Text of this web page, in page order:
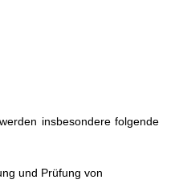
insbesondere folgende
und Prüfung von